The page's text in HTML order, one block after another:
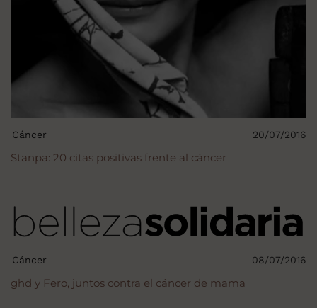
Stanpa: 20 citas positivas frente al cáncer
Cáncer 20/07/2016
ghd y Fero, juntos contra el cáncer de mama
Cáncer 08/07/2016